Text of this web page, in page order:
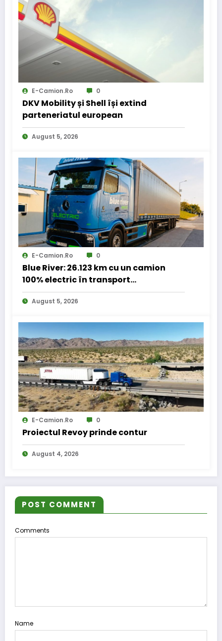
E-Camion.ro 0
DKV Mobility și Shell își extind
parteneriatul european
August 5, 2026
E-Camion.ro 0
Blue River: 26.123 km cu un camion
100% electric în transport
internațional
August 5, 2026
E-Camion.ro 0
Proiectul Revoy prinde contur
August 4, 2026
POST COMMENT
Comments
Name